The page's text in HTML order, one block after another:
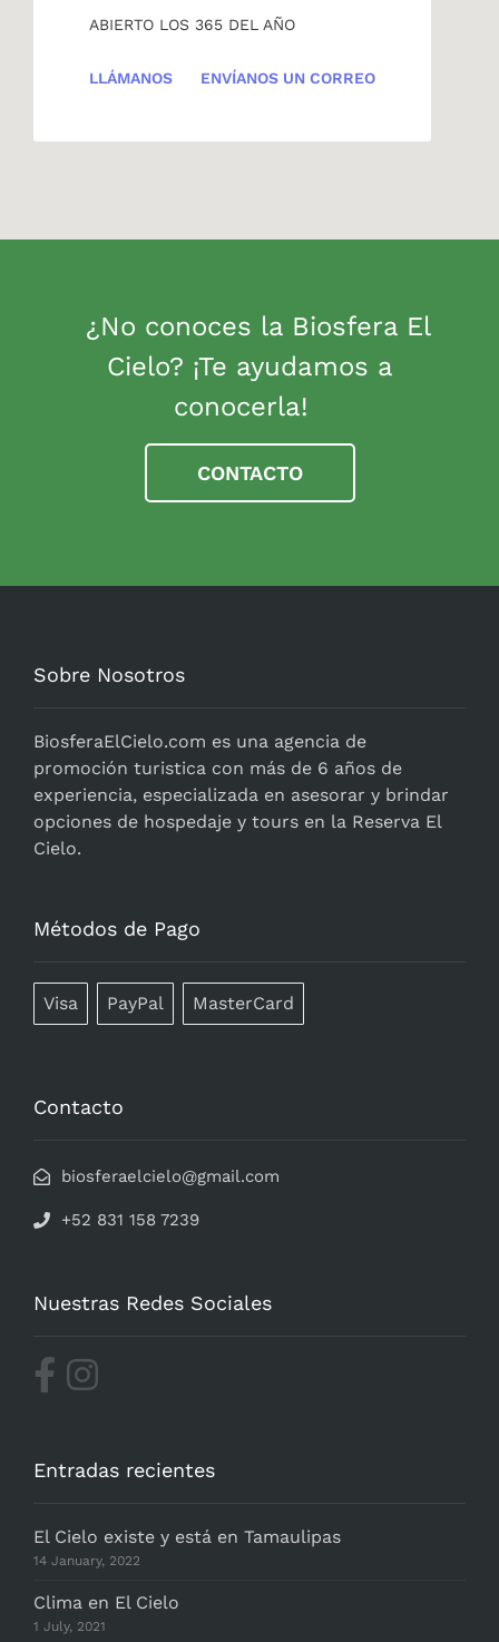
ABIERTO LOS 365 DEL AÑO
LLÁMANOS ENVÍANOS UN CORREO
¿No conoces la Biosfera El
Cielo? ¡Te ayudamos a
conocerla!
CONTACTO
Sobre Nosotros
BiosferaElCielo.com es una agencia de
promoción turistica con más de 6 años de
experiencia, especializada en asesorar y brindar
opciones de hospedaje y tours en la Reserva El
Cielo.
Métodos de Pago
Visa PayPal MasterCard
Contacto
biosferaelcielo@gmail.com
+52 831 158 7239
Nuestras Redes Sociales
Entradas recientes
El Cielo existe y está en Tamaulipas
14 January, 2022
Clima en El Cielo
1 July, 2021